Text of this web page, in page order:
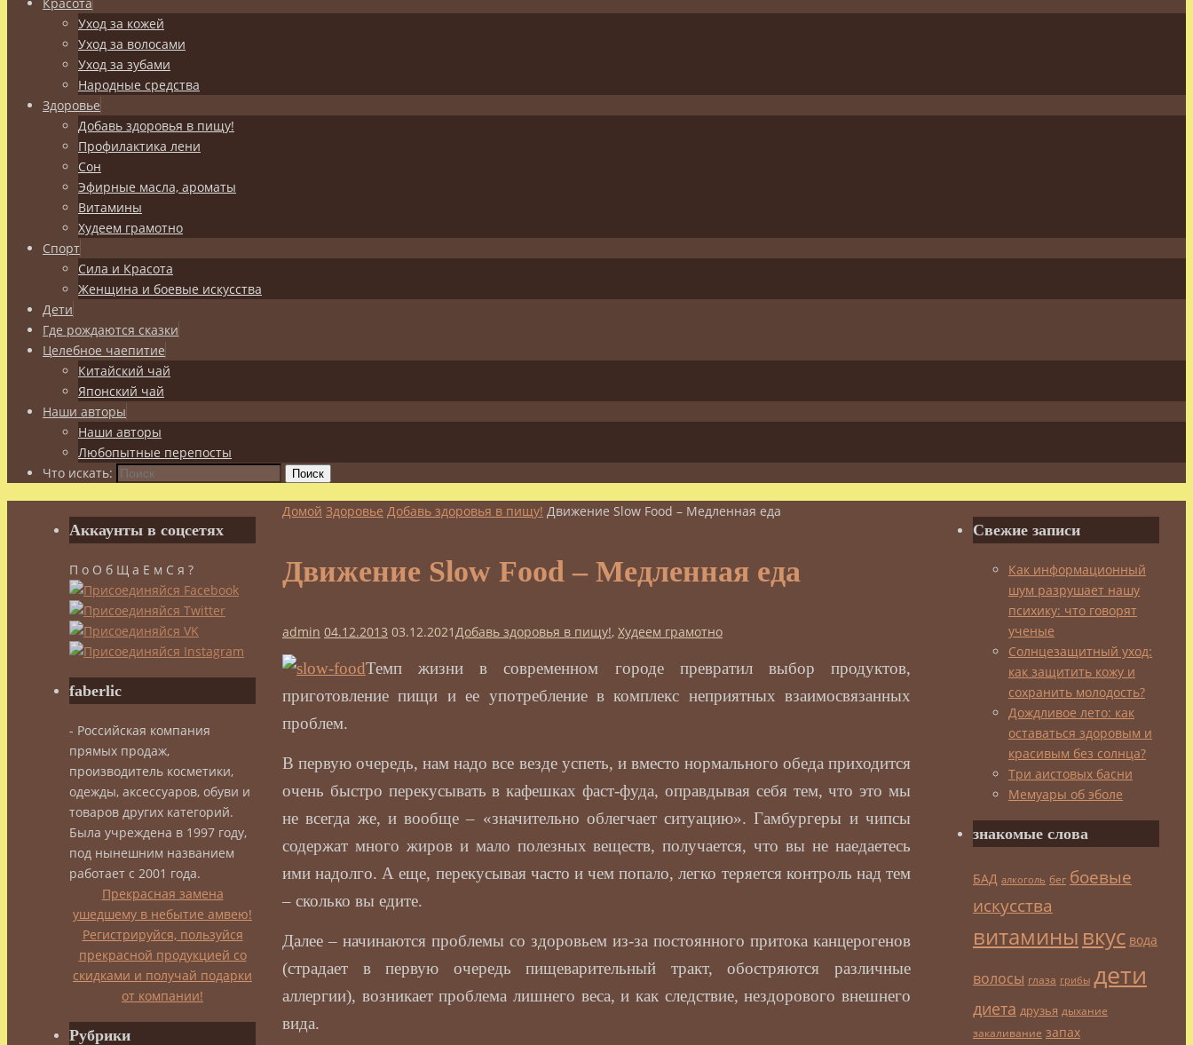
Уход за кожей
Уход за волосами
Уход за зубами
Народные средства
Здоровье
Добавь здоровья в пищу!
Профилактика лени
Сон
Эфирные масла, ароматы
Витамины
Худеем грамотно
Спорт
Сила и Красота
Женщина и боевые искусства
Дети
Где рождаются сказки
Целебное чаепитие
Китайский чай
Японский чай
Наши авторы
Наши авторы
Любопытные перепосты
Что искать:
Поиск
Домой Здоровье Добавь здоровья в пищу! Движение Slow Food – Медленная еда
Движение Slow Food – Медленная еда
admin 04.12.2013 03.12.2021Добавь здоровья в пищу!, Худеем грамотно
Темп жизни в современном городе превратил выбор продуктов,
приготовление пищи и ее употребление в комплекс неприятных взаимосвязанных
проблем.
В первую очередь, нам надо все везде успеть, и вместо нормального обеда приходится
очень быстро перекусывать в кафешках фаст-фуда, оправдывая себя тем, что это мы
не всегда же, и вообще – «значительно облегчает ситуацию». Гамбургеры и чипсы
содержат много жиров и мало полезных веществ, получается, что вы не наедаетесь
ими надолго. А еще, перекусывая часто и чем попало, легко теряется контроль над тем
– сколько вы едите.
Далее – начинаются проблемы со здоровьем из-за постоянного притока канцерогенов
(страдает в первую очередь пищеварительный тракт, обостряются различные
аллергии), возникает проблема лишнего веса, и как следствие, нездорового внешнего
вида.
Аккаунты в соцсетях
П о О б Щ а Е м С я ?
faberlic
- Российская компания
прямых продаж,
производитель косметики,
одежды, аксессуаров, обуви и
товаров других категорий.
Была учреждена в 1997 году,
под нынешним названием
работает с 2001 года.
Прекрасная замена
ушедшему в небытие амвею!
Регистрируйся, пользуйся
прекрасной продукцией со
скидками и получай подарки
от компании!
Рубрики
Свежие записи
Как информационный
шум разрушает нашу
психику: что говорят
ученые
Солнцезащитный уход:
как защитить кожу и
сохранить молодость?
Дождливое лето: как
оставаться здоровым и
красивым без солнца?
Три аистовых басни
Мемуары об эболе
знакомые слова
БАД алкоголь бег боевые
искусства
витамины вкус вода
волосы глаза грибы дети
диета друзья дыхание
закаливание запах